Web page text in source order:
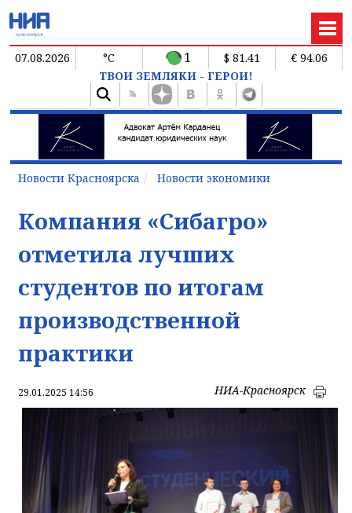
07.08.2026 °C 1 $ 81.41
€ 94.06
ТВОИ ЗЕМЛЯКИ - ГЕРОИ!
Новости Красноярска Новости экономики
Компания «Сибагро»
отметила лучших
студентов по итогам
производственной
практики
29.01.2025 14:56 НИА-Красноярск